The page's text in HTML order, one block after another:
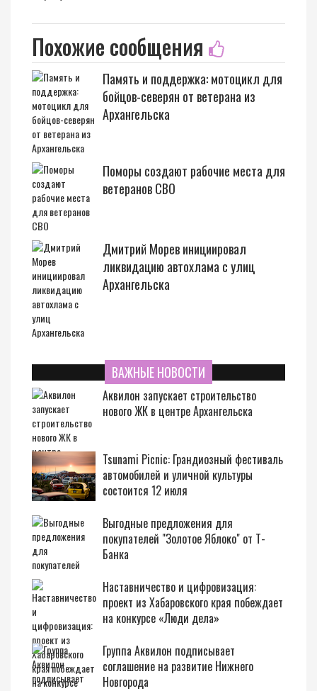
Похожие сообщения
Память и поддержка: мотоцикл для
бойцов-северян от ветерана из
Архангельска
Поморы создают рабочие места для
ветеранов СВО
Дмитрий Морев инициировал
ликвидацию автохлама с улиц
Архангельска
ВАЖНЫЕ НОВОСТИ
Аквилон запускает строительство
нового ЖК в центре Архангельска
Tsunami Picnic: Грандиозный фестиваль
автомобилей и уличной культуры
состоится 12 июля
Выгодные предложения для
покупателей "Золотое Яблоко" от Т-
Банка
Наставничество и цифровизация:
проект из Хабаровского края побеждает
на конкурсе «Люди дела»
Группа Аквилон подписывает
соглашение на развитие Нижнего
Новгорода